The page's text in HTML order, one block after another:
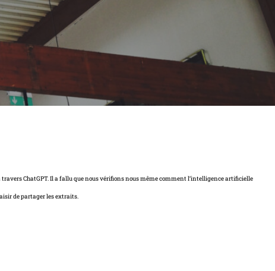
ChatGPT. Il a fallu que nous vérifions nous même comment l’intelligence artificielle
de partager les extraits.